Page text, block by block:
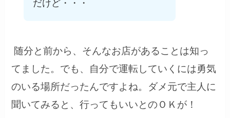
だけど・・・
随分と前から、そんなお店があることは知っ
てました。でも、自分で運転していくには勇気
のいる場所だったんですよね。ダメ元で主人に
聞いてみると、行ってもいいとのＯＫが！